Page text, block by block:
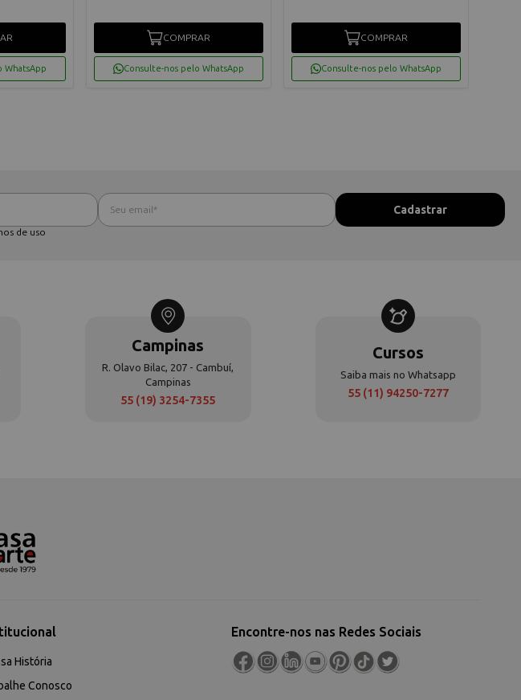
WhatsApp
COMPRAR
Consulte-nos pelo WhatsApp
COMPRAR
Consulte-nos pelo WhatsApp
de uso
Campinas
R. Olavo Bilac, 207 - Cambuí,
Campinas
55 (19) 3254-7355
Cursos
Saiba mais no Whatsapp
55 (11) 94250-7277
História
Conosco
Encontre-nos nas Redes Sociais